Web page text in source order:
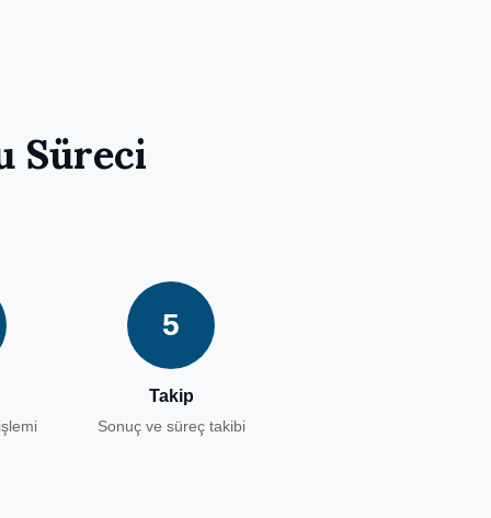
Süreci
5
Takip
Sonuç ve süreç takibi